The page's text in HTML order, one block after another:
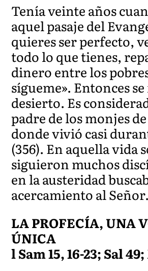
Tenía veinte años
aquel pasaje del
quieres ser perfecto,
todo lo que tienes,
dinero entre los
sígueme». Entonces
desierto. Es
padre de los monjes
donde vivió casi
(356). En aquella vida
siguieron muchos
en la austeridad
acercamiento al Señor.
LA PROFECÍA, UNA
ÚNICA
l Sam 15, 16-23; Sal